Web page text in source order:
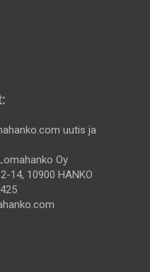
uutis ja
Oy
14, 10900 HANKO